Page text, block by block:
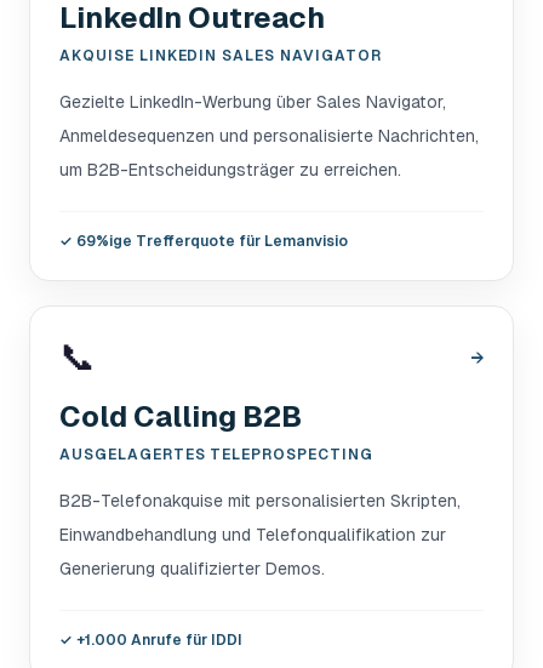
LinkedIn Outreach
AKQUISE LINKEDIN SALES NAVIGATOR
Gezielte LinkedIn-Werbung über Sales Navigator,
Anmeldesequenzen und personalisierte Nachrichten,
um B2B-Entscheidungsträger zu erreichen.
✓ 69%ige Trefferquote für Lemanvisio
📞 →
Cold Calling B2B
AUSGELAGERTES TELEPROSPECTING
B2B-Telefonakquise mit personalisierten Skripten,
Einwandbehandlung und Telefonqualifikation zur
Generierung qualifizierter Demos.
✓ +1.000 Anrufe für IDDI